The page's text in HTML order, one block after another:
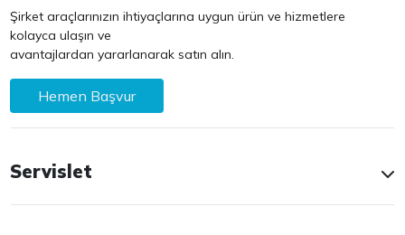
Şirket araçlarınızın ihtiyaçlarına uygun ürün ve hizmetlere
kolayca ulaşın ve
avantajlardan yararlanarak satın alın.
Hemen Başvur
Servislet